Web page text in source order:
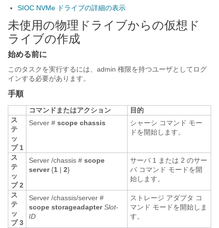
SIOC NVMe ドライブの詳細の表示
未使用の物理ドライブからの仮想ド
ライブの作成
始める前に
このタスクを実行するには、admin 権限を持つユーザとしてログ
インする必要があります。
手順
コマンドまたはアクション
目的
ス
テ
ッ
プ 1
Server # scope chassis
シャーシ コマンド モー
ドを開始します。
ス
テ
ッ
プ 2
Server /chassis # scope
server{1 | 2}
サーバ 1 または 2 のサー
バ コマンド モードを開
始します。
ス
テ
ッ
プ 3
Server /chassis/server #
scope storageadapterSlot-
ID
ストレージ アダプタ コ
マンド モードを開始しま
す。